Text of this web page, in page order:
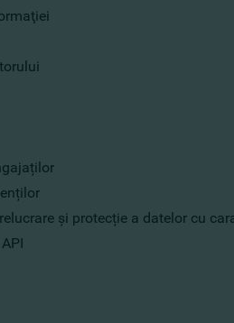
și protecție a datelor cu